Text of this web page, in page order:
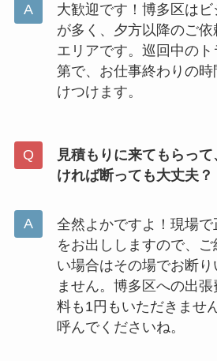
大歓迎です！博多区は
が多く、夕方以降のご
エリアです。巡回中の
第で、お仕事終わりの
けつけます。
見積もりに来てもらっ
ければ断っても大丈夫？
全然よかですよ！現場
をお出ししますので、
い場合はその場でお断
ません。博多区への出
料も1円もいただきませ
呼んでくださいね。